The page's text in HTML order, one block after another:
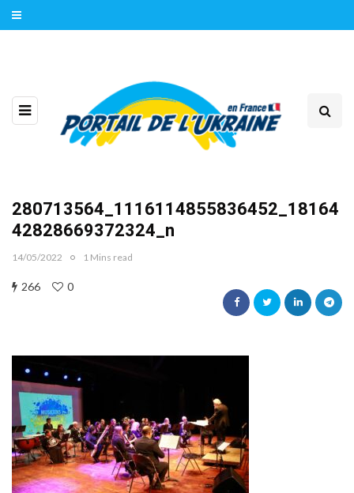
280713564_1116114855836452_18164
42828669372324_n
14/05/2022 1 Mins read
266 0